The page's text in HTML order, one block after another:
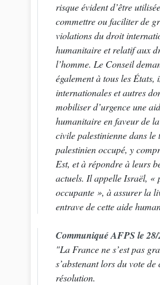
risque évident d’être
commettre ou faciliter de
violations du droit
humanitaire et relatif aux
l’homme. Le Conseil
également à tous les États,
internationales et autres
mobiliser d’urgence une
humanitaire en faveur de
civile palestinienne dans
palestinien occupé, y
Est, et à répondre à leurs
actuels. Il appelle Israël, «
occupante », à assurer la
entrave de cette aide
Communiqué AFPS le 28/
"La France ne s’est pas
s’abstenant lors du vote de
résolution.